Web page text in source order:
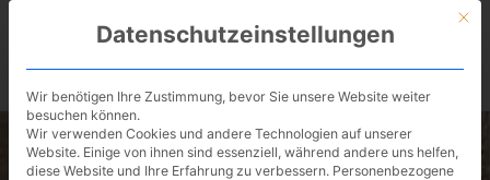
Skip
content
BIKESATTEL.de / kostenlose Ergonomie-
Mit
Datenschutzeinstellungen
Wir benötigen Ihre Zustimmung, bevor Sie unsere Website weiter
besuchen können.
Wir verwenden Cookies und andere Technologien auf unserer
Website. Einige von ihnen sind essenziell, während andere uns helfen,
diese Website und Ihre Erfahrung zu verbessern. Personenbezogene